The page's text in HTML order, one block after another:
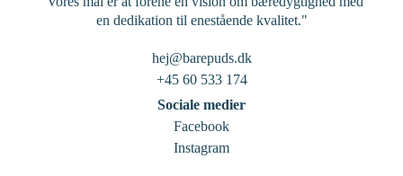
en dedikation til enestående kvalitet."
hej@barepuds.dk
+45 60 533 174
Sociale medier
Facebook
Instagram